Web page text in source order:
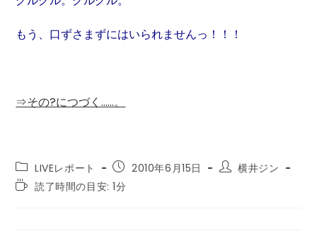
もう、口ずさまずにはいられませんっ！！！
⇒その?につづく……。
投
稿
カ
LIVEレポート
投
稿
公
2010年6月15日
投
横井ジン
読
読了時間の目安: 1分